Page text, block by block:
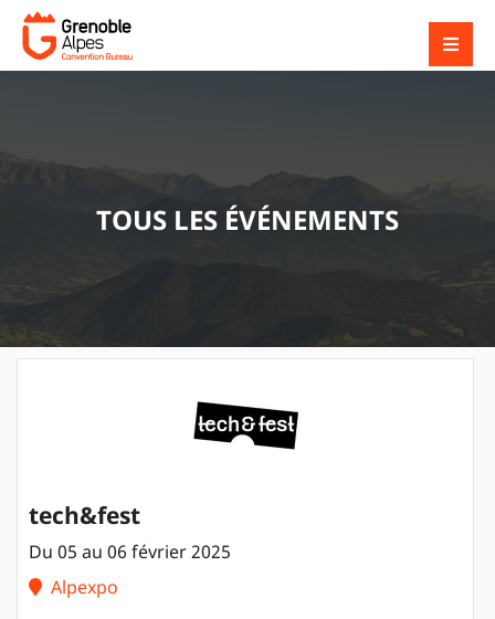
TOUS LES ÉVÉNEMENTS
tech&fest
Du 05 au 06 février 2025
Alpexpo